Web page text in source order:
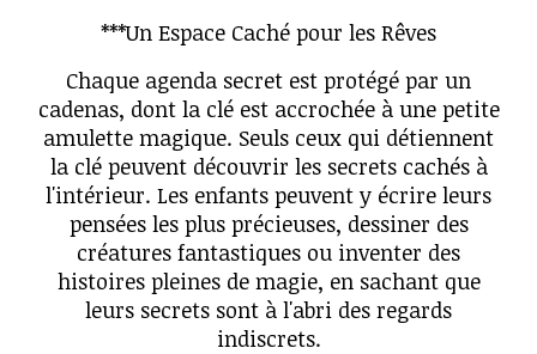
***Un Espace Caché pour les Rêves
Chaque agenda secret est protégé par un
cadenas, dont la clé est accrochée à une petite
amulette magique. Seuls ceux qui détiennent
la clé peuvent découvrir les secrets cachés à
l'intérieur. Les enfants peuvent y écrire leurs
pensées les plus précieuses, dessiner des
créatures fantastiques ou inventer des
histoires pleines de magie, en sachant que
leurs secrets sont à l'abri des regards
indiscrets.